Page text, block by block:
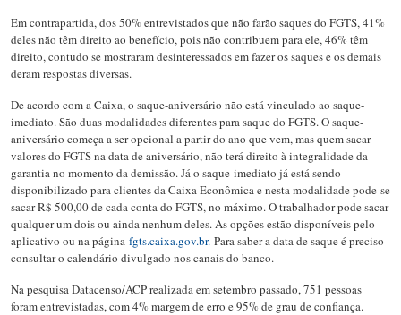
Em contrapartida, dos 50% entrevistados que não farão saques do FGTS, 41%
deles não têm direito ao benefício, pois não contribuem para ele, 46% têm
direito, contudo se mostraram desinteressados em fazer os saques e os demais
deram respostas diversas.
De acordo com a Caixa, o saque-aniversário não está vinculado ao saque-
imediato. São duas modalidades diferentes para saque do FGTS. O saque-
aniversário começa a ser opcional a partir do ano que vem, mas quem sacar
valores do FGTS na data de aniversário, não terá direito à integralidade da
garantia no momento da demissão. Já o saque-imediato já está sendo
disponibilizado para clientes da Caixa Econômica e nesta modalidade pode-se
sacar R$ 500,00 de cada conta do FGTS, no máximo. O trabalhador pode sacar
qualquer um dois ou ainda nenhum deles. As opções estão disponíveis pelo
aplicativo ou na página fgts.caixa.gov.br. Para saber a data de saque é preciso
consultar o calendário divulgado nos canais do banco.
Na pesquisa Datacenso/ACP realizada em setembro passado, 751 pessoas
foram entrevistadas, com 4% margem de erro e 95% de grau de confiança.